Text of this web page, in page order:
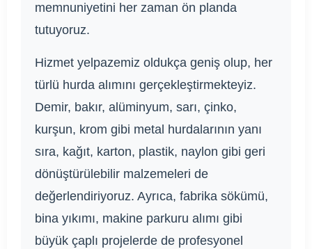
memnuniyetini her zaman ön planda
tutuyoruz.
Hizmet yelpazemiz oldukça geniş olup, her
türlü hurda alımını gerçekleştirmekteyiz.
Demir, bakır, alüminyum, sarı, çinko,
kurşun, krom gibi metal hurdalarının yanı
sıra, kağıt, karton, plastik, naylon gibi geri
dönüştürülebilir malzemeleri de
değerlendiriyoruz. Ayrıca, fabrika sökümü,
bina yıkımı, makine parkuru alımı gibi
büyük çaplı projelerde de profesyonel